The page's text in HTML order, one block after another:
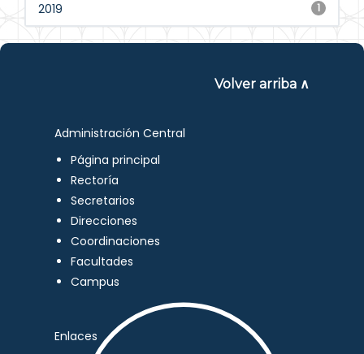
1
2019
Volver arriba ∧
Administración Central
Página principal
Rectoría
Secretarios
Direcciones
Coordinaciones
Facultades
Campus
Enlaces